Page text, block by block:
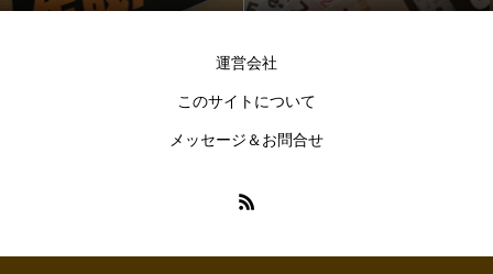
I時代のアプリケーション／サービ
運営会社
このサイトについて
メッセージ＆お問合せ